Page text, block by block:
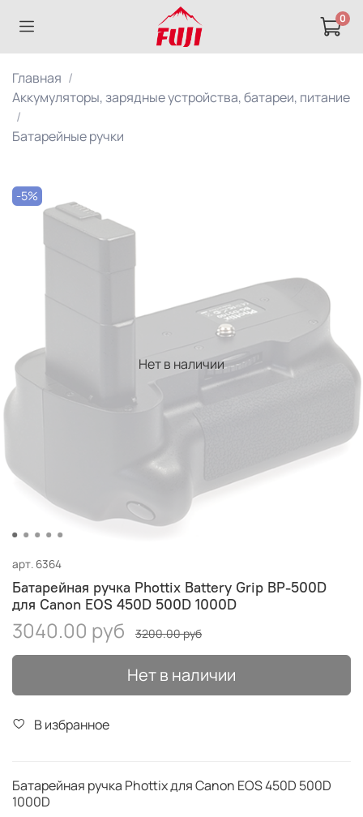
0
Главная
Аккумуляторы, зарядные устройства, батареи, питание
Батарейные ручки
Нет в наличии
-5%
арт. 6364
Батарейная ручка Phottix Battery Grip BP-500D
для Canon EOS 450D 500D 1000D
3040.00 руб 3200.00 руб
Нет в наличии
В избранное
Батарейная ручка Phottix для Canon EOS 450D 500D
1000D